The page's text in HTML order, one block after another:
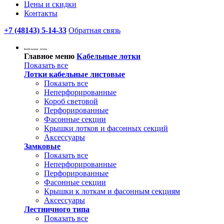
Цены и скидки
Контакты
+7 (48143) 5-14-33 Обратная связь
Кабельные лотки
Главное меню Кабельные лотки
Показать все
Лотки кабельные листовые
Показать все
Неперфорированные
Короб световой
Перфорированные
Фасонные секции
Крышки лотков и фасонных секций
Аксессуары
Замковые
Показать все
Неперфорированные
Перфорированные
Фасонные секции
Крышки к лоткам и фасонным секциям
Аксессуары
Лестничного типа
Показать все